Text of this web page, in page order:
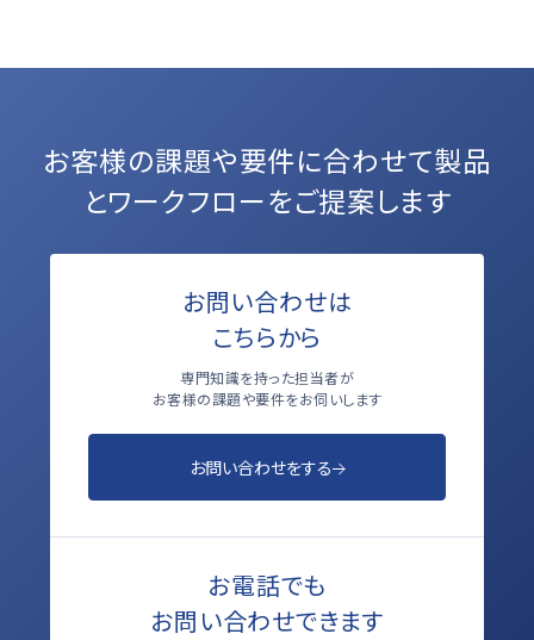
お客様の課題や要件に合わせて製品
とワークフローをご提案します
お問い合わせは
こちらから
専門知識を持った担当者が
お客様の課題や要件をお伺いします
お問い合わせをする
お電話でも
お問い合わせできます